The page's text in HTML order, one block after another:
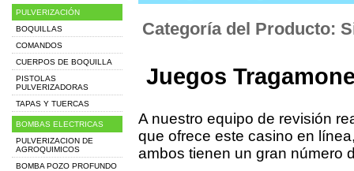
Categoría del Producto:
Juegos
A nuestro equipo de revisión
que ofrece este casino en
ambos tienen un gran número
PULVERIZACIÓN
BOQUILLAS
COMANDOS
CUERPOS DE BOQUILLA
PISTOLAS
PULVERIZADORAS
TAPAS Y TUERCAS
BOMBAS ELECTRICAS
PULVERIZACION DE
AGROQUIMICOS
BOMBA POZO PROFUNDO